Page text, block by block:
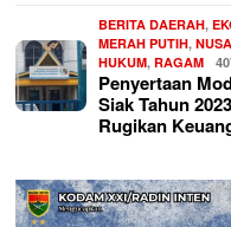
BERITA DAERAH,
MERAH PUTIH,
HUKUM,RAGAM
Penyertaan
Siak Tahun
Rugikan